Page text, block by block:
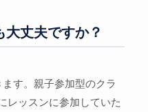
丈夫ですか？
す。親子参加型のクラ
レッスンに参加していた